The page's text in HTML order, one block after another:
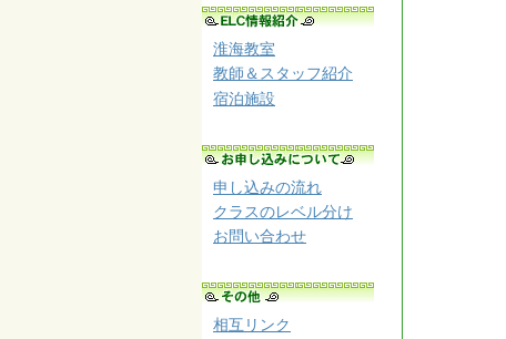
淮海教室
教師＆スタッフ紹介
宿泊施設
申し込みの流れ
クラスのレベル分け
お問い合わせ
相互リンク